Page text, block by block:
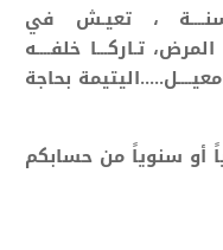
من العمر 14 سنــــة ، تعيـش في
تـاركـــا خلفــــه
اليتيمة بحاجة
أو سنوياً من حسابكم